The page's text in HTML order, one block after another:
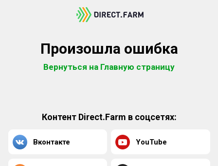
Произошла ошибка
Вернуться на Главную страницу
Контент Direct.Farm в соцсетях:
Вконтакте YouTube